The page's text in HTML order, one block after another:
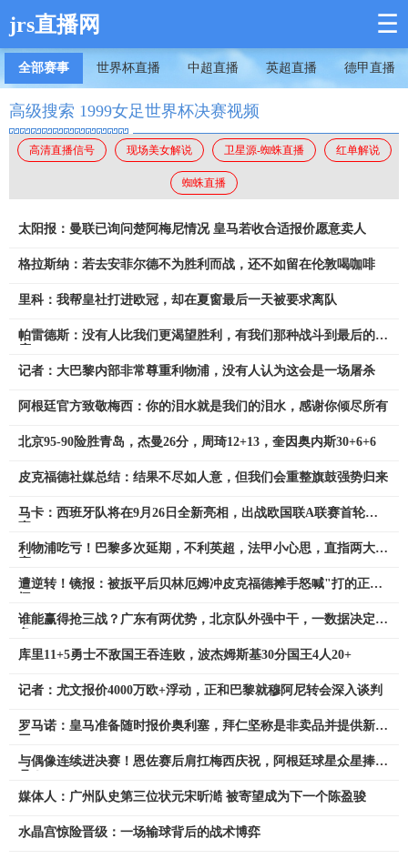
jrs直播网 ☰
全部赛事 世界杯直播 中超直播 英超直播 德甲直播
高级搜索 1999女足世界杯决赛视频
高清直播信号 现场美女解说 卫星源-蜘蛛直播 红单解说
蜘蛛直播
太阳报：曼联已询问楚阿梅尼情况 皇马若收合适报价愿意卖人
格拉斯纳：若去安菲尔德不为胜利而战，还不如留在伦敦喝咖啡
里科：我帮皇社打进欧冠，却在夏窗最后一天被要求离队
帕雷德斯：没有人比我们更渴望胜利，有我们那种战斗到最后的态
记者：大巴黎内部非常尊重利物浦，没有人认为这会是一场屠杀
阿根廷官方致敬梅西：你的泪水就是我们的泪水，感谢你倾尽所有
北京95-90险胜青岛，杰曼26分，周琦12+13，奎因奥内斯30+6+6
皮克福德社媒总结：结果不尽如人意，但我们会重整旗鼓强势归来
马卡：西班牙队将在9月26日全新亮相，出战欧国联A联赛首轮赛
利物浦吃亏！巴黎多次延期，不利英超，法甲小心思，直指两大联
遭逆转！镜报：被扳平后贝林厄姆冲皮克福德摊手怒喊"打的正中
谁能赢得抢三战？广东有两优势，北京队外强中干，一数据决定胜
库里11+5勇士不敌国王吞连败，波杰姆斯基30分国王4人20+
记者：尤文报价4000万欧+浮动，正和巴黎就穆阿尼转会深入谈判
罗马诺：皇马准备随时报价奥利塞，拜仁坚称是非卖品并提供新合
与偶像连续进决赛！恩佐赛后肩扛梅西庆祝，阿根廷球星众星捧
媒体人：广州队史第三位状元宋昕澔 被寄望成为下一个陈盈骏
水晶宫惊险晋级：一场输球背后的战术博弈